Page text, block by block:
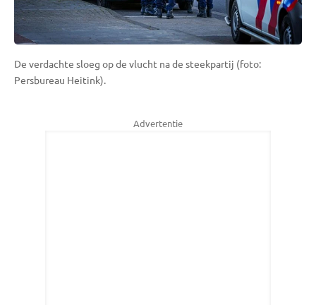
De verdachte sloeg op de vlucht na de steekpartij (foto:
Persbureau Heitink).
Advertentie